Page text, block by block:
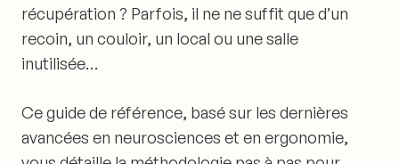
récupération ? Parfois, il ne ne suffit que d’un
recoin, un couloir, un local ou une salle
inutilisée…
Ce guide de référence, basé sur les dernières
avancées en neurosciences et en ergonomie,